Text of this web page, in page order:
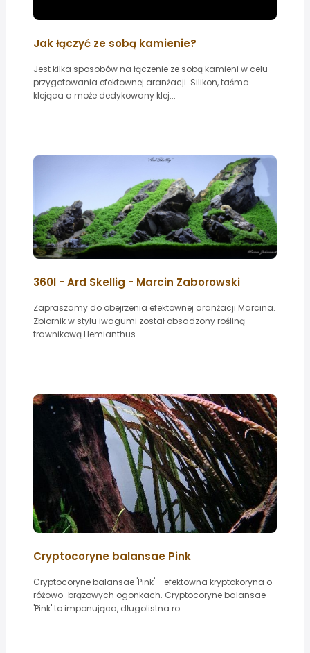
Jak łączyć ze sobą kamienie?
Jest kilka sposobów na łączenie ze sobą kamieni w celu
przygotowania efektownej aranżacji. Silikon, taśma
klejąca a może dedykowany klej...
360l - Ard Skellig - Marcin Zaborowski
Zapraszamy do obejrzenia efektownej aranżacji Marcina.
Zbiornik w stylu iwagumi został obsadzony rośliną
trawnikową Hemianthus...
Cryptocoryne balansae Pink
Cryptocoryne balansae 'Pink' - efektowna kryptokoryna o
różowo-brązowych ogonkach. Cryptocoryne balansae
'Pink' to imponująca, długolistna ro...